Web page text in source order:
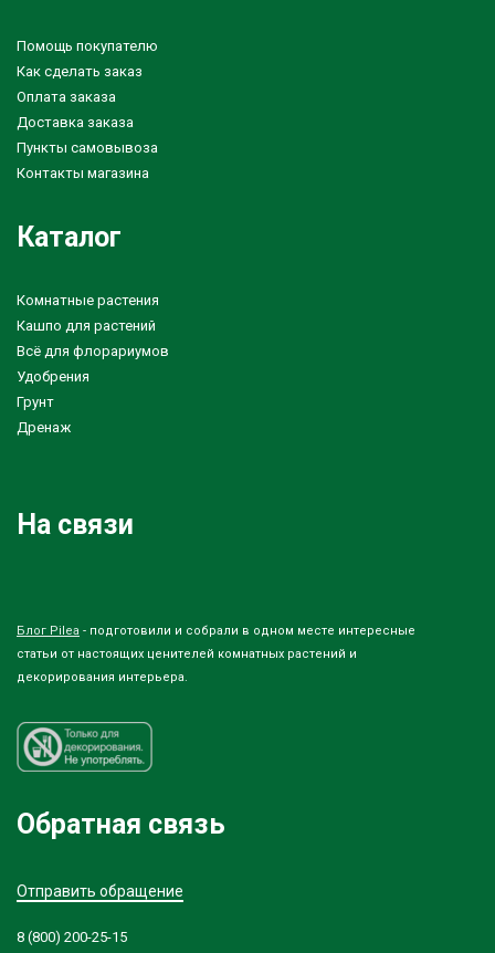
Помощь покупателю
Как сделать заказ
Оплата заказа
Доставка заказа
Пункты самовывоза
Контакты магазина
Каталог
Комнатные растения
Кашпо для растений
Всё для флорариумов
Удобрения
Грунт
Дренаж
На связи
Блог Pilea - подготовили и собрали в одном месте интересные
статьи от настоящих ценителей комнатных растений и
декорирования интерьера.
Обратная связь
Отправить обращение
8 (800) 200-25-15